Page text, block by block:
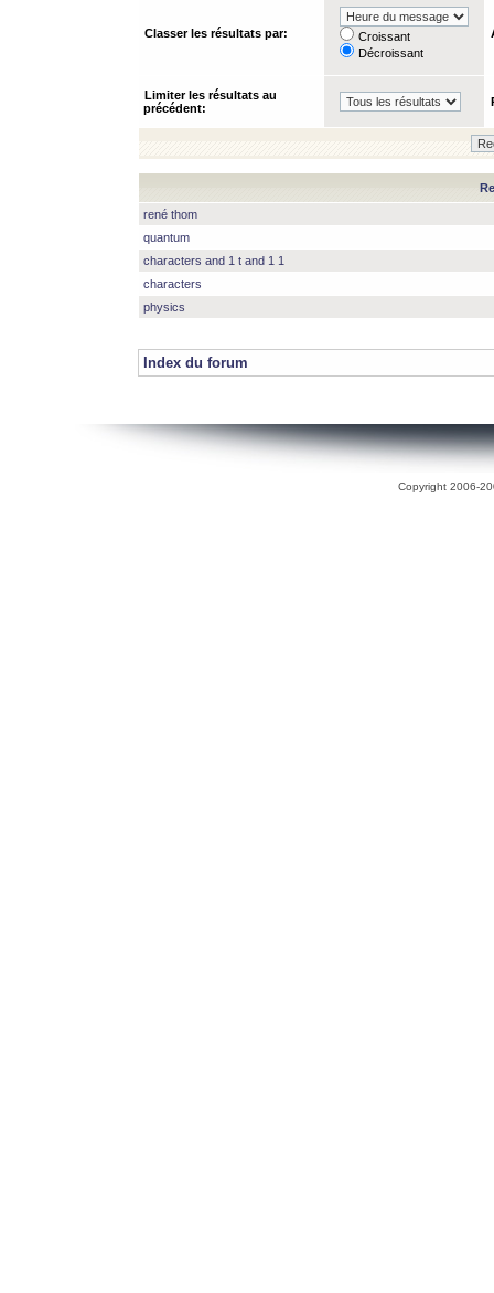
Classer les résultats par:
Croissant
Décroissant
Limiter les résultats au
précédent:
rené thom
quantum
characters and 1 t and 1 1
characters
physics
Index du forum
Copyright 2006-